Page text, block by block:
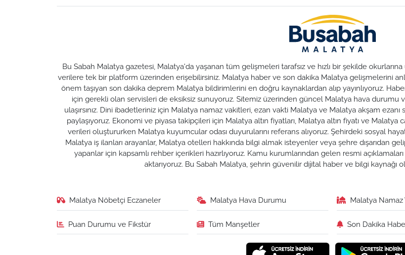
Bu Sabah Malatya gazetesi, Malatya'da yaşanan tüm gelişmeleri tarafsız ve hızlı bir şekilde
verilere tek bir platform üzerinden erişebilirsiniz. Malatya haber ve son dakika Malatya gelişmelerini
önem taşıyan son dakika deprem Malatya bildirimlerini en doğru kaynaklardan alıp yayınlıyoruz. Haber
için gerekli olan servisleri de eksiksiz sunuyoruz. Sitemiz üzerinden güncel Malatya hava
ulaşırsınız. Dini ibadetleriniz için Malatya namaz vakitleri, ezan vakti Malatya ve Malatya akşam
paylaşıyoruz. Ekonomi ve piyasa takipçileri için Malatya altın fiyatları, Malatya altın fiyatı ve Malatya
verileri oluştururken Malatya kuyumcular odası duyurularını referans alıyoruz. Şehirdeki sosyal
Malatya iş ilanları arayanlar, Malatya otelleri hakkında bilgi almak isteyenler veya şehre dışarıdan
yapanlar için kapsamlı rehber içerikleri hazırlıyoruz. Kamu kurumlarından gelen resmi
aktarıyoruz. Bu Sabah Malatya, şehrin güvenilir dijital haber ve bilgi kaynağı
Malatya Nöbetçi Eczaneler Malatya Hava Durumu Malatya Namaz
Puan Durumu ve Fikstür Tüm Manşetler Son Dakika